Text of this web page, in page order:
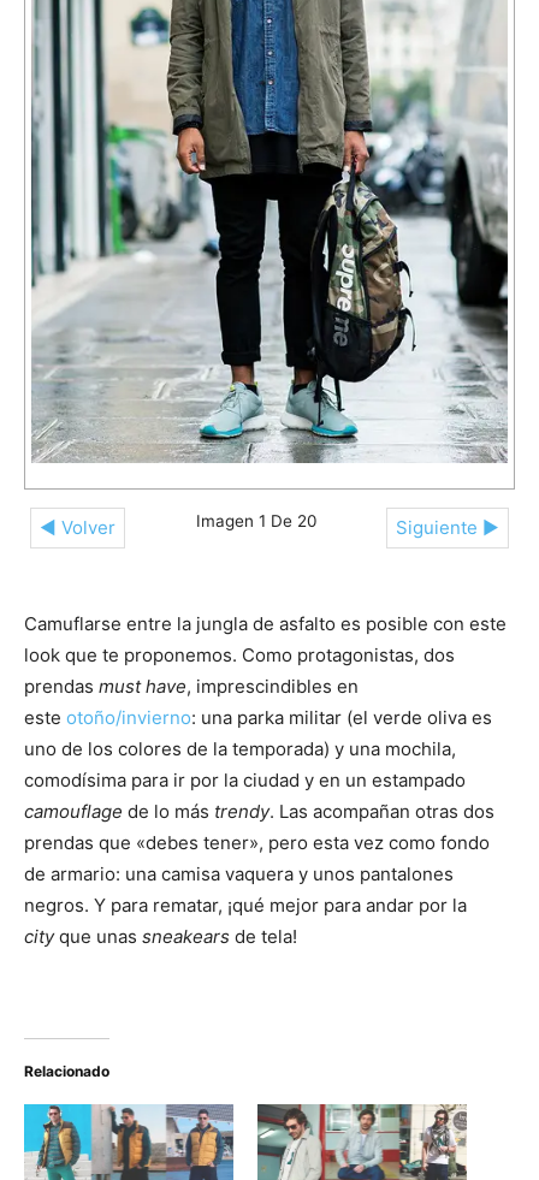
◄ Volver Siguiente ►
Imagen 1 De 20
Camuflarse entre la jungla de asfalto es posible con este
look que te proponemos. Como protagonistas, dos
prendas must have, imprescindibles en
este otoño/invierno: una parka militar (el verde oliva es
uno de los colores de la temporada) y una mochila,
comodísima para ir por la ciudad y en un estampado
camouflage de lo más trendy. Las acompañan otras dos
prendas que «debes tener», pero esta vez como fondo
de armario: una camisa vaquera y unos pantalones
negros. Y para rematar, ¡qué mejor para andar por la
cityque unas sneakears de tela!
Relacionado